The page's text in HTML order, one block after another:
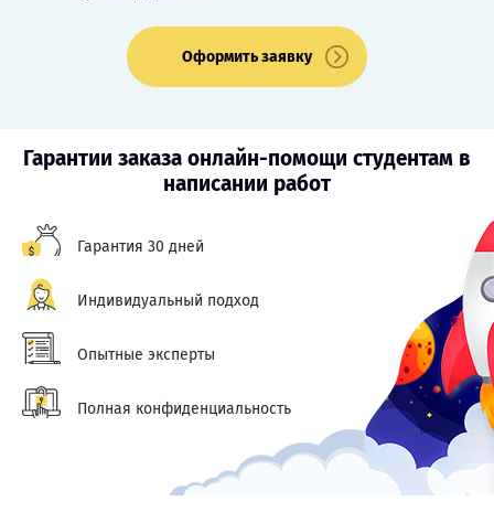
Оформить заявку
Гарантии заказа онлайн-помощи студентам в
написании работ
Гарантия 30 дней
Индивидуальный подход
Опытные эксперты
Полная конфиденциальность